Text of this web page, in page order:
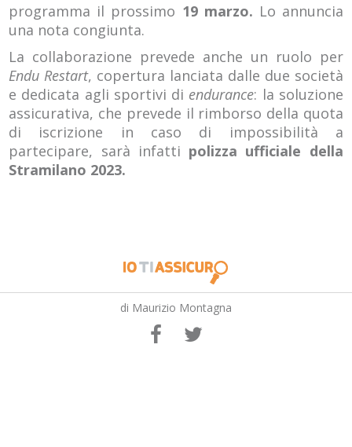
programma il prossimo 19 marzo. Lo annuncia
una nota congiunta.
La collaborazione prevede anche un ruolo per
Endu Restart, copertura lanciata dalle due società
e dedicata agli sportivi di endurance: la soluzione
assicurativa, che prevede il rimborso della quota
di iscrizione in caso di impossibilità a
partecipare, sarà infatti polizza ufficiale della
Stramilano 2023.
di Maurizio Montagna